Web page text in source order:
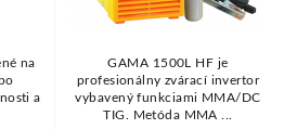
na
a
GAMA 1500L HF je
profesionálny zvárací invertor
vybavený funkciami MMA/DC
TIG. Metóda MMA ...